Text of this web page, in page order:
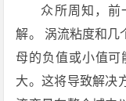
众所周知，前
解。 涡流粘度和几
母的负值或小值可
大。这将导致解决